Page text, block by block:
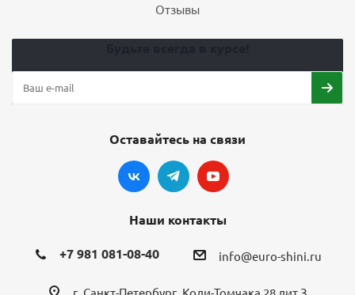
Отзывы
Оставайтесь на связи
Наши контакты
+7 981 081-08-40 info@euro-shini.ru
г. Санкт-Петербург, Коли-Томчака 28 лит З